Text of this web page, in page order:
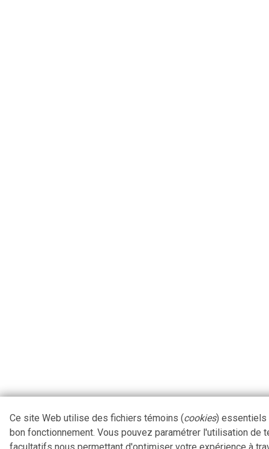
Ce site Web utilise des fichiers témoins (cookies) essentiels
bon fonctionnement. Vous pouvez paramétrer l'utilisation de